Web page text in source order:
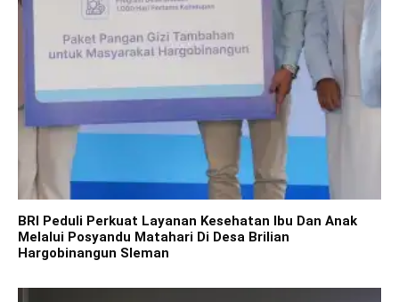
BRI Peduli Perkuat Layanan Kesehatan Ibu Dan Anak
Melalui Posyandu Matahari Di Desa Brilian
Hargobinangun Sleman